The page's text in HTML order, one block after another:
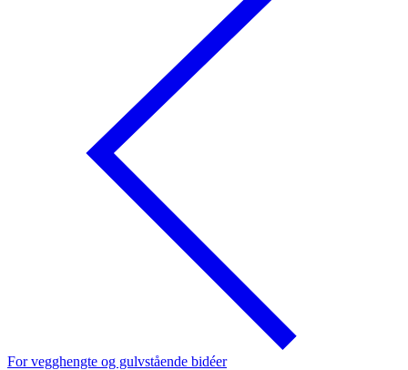
For vegghengte og gulvstående bidéer